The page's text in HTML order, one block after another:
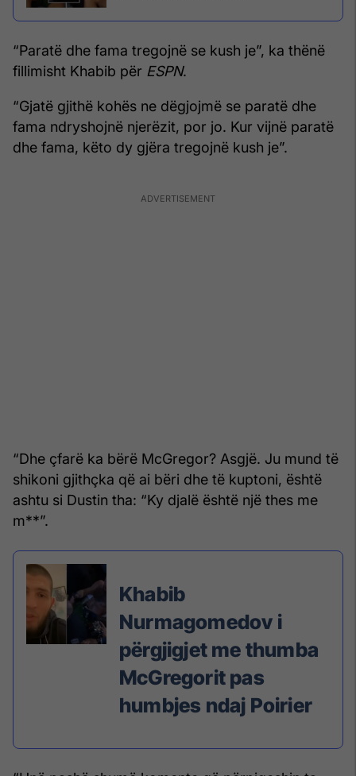
“Paratë dhe fama tregojnë se kush je”, ka thënë
fillimisht Khabib për ESPN.
“Gjatë gjithë kohës ne dëgjojmë se paratë dhe
fama ndryshojnë njerëzit, por jo. Kur vijnë paratë
dhe fama, këto dy gjëra tregojnë kush je”.
“Dhe çfarë ka bërë McGregor? Asgjë. Ju mund të
shikoni gjithçka që ai bëri dhe të kuptoni, është
ashtu si Dustin tha: “Ky djalë është një thes me
m**”.
Khabib
Nurmagomedov i
përgjigjet me thumba
McGregorit pas
humbjes ndaj Poirier